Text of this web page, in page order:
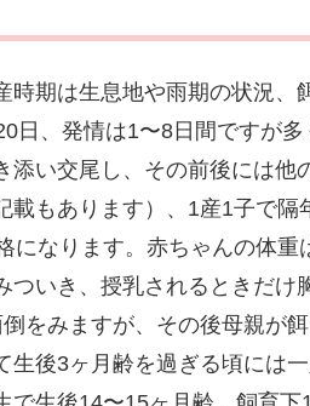
期は生息地や雨期の状況、
日、発情は1〜8日間ですが
い交尾し、その前後には他
もあります）、1産1子で隔
になります。赤ちゃんの体重
いき、授乳されるときだけ
をみますが、その後母親が
生後3ヶ月齢を過ぎる頃には